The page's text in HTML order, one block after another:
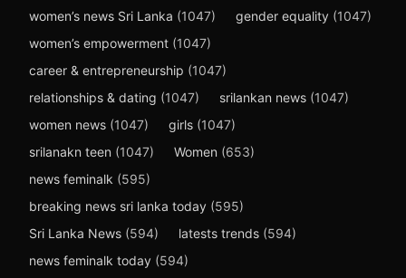
women’s news Sri Lanka (1047) gender equality (1047)
women’s empowerment (1047)
career & entrepreneurship (1047)
relationships & dating (1047) srilankan news (1047)
women news (1047) girls (1047)
srilanakn teen (1047) Women (653)
news feminalk (595)
breaking news sri lanka today (595)
Sri Lanka News (594) latests trends (594)
news feminalk today (594)